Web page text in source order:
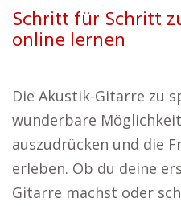
Schritt für Schritt
online lernen
Die Akustik-Gitarre zu
wunderbare
auszudrücken und die
erleben. Ob du deine
Gitarre machst oder